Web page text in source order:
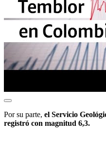
Por su parte, el Servicio
registró con magnitud 6,3.